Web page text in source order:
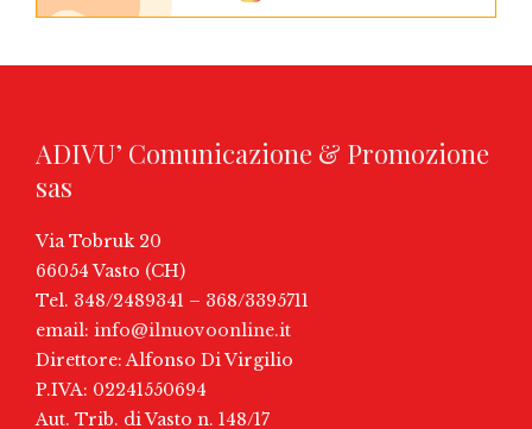
ADIVU’ Comunicazione & Promozione
sas
Via Tobruk 20
66054 Vasto (CH)
Tel. 348/2489341 – 368/3395711
email: info@ilnuovoonline.it
Direttore: Alfonso Di Virgilio
P.IVA: 02241550694
Aut. Trib. di Vasto n. 148/17